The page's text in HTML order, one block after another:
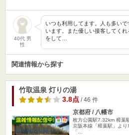
40代 男
性
いつも利用してます。人も多い
います。また優しい接客してく
をして…
関連情報から探す
竹取温泉 灯りの湯
3.8点/ 46 件
京都府 / 八幡市
枚方公園駅7.32km 樟葉
京阪本線「樟葉駅」よ
「…